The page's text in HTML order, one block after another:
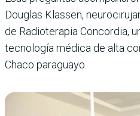
Douglas Klassen,
de Radioterapia Concordia,
tecnología médica de alta
Chaco paraguayo.